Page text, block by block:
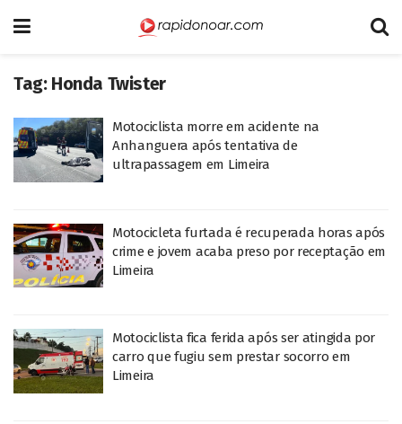
Tag: Honda Twister
Motociclista morre em acidente na
Anhanguera após tentativa de
ultrapassagem em Limeira
Motocicleta furtada é recuperada horas após
crime e jovem acaba preso por receptação em
Limeira
Motociclista fica ferida após ser atingida por
carro que fugiu sem prestar socorro em
Limeira